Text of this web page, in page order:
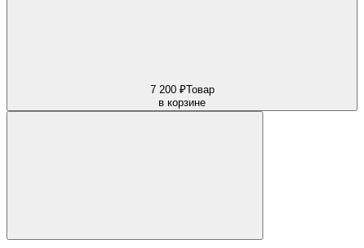
7 200 ₽Товар
в корзине